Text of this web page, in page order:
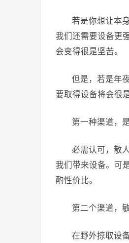
若是你想让本
我们还需要设备更
会变得很是坚苦。
但是，若是年
要取得设备将会很
第一种渠道，
必需认可，散
我们带来设备。可
酌性价比。
第二个渠道，
在野外掠取设